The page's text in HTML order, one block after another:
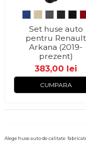
Set huse auto
pentru Renault
Arkana (2019-
prezent)
383,00 lei
CUMPARA
Alege huse auto de calitate